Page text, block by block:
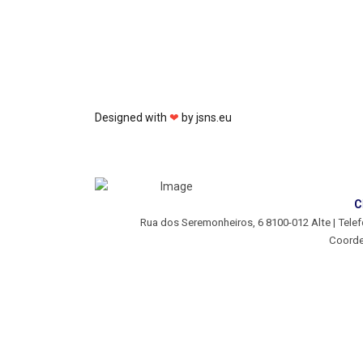
Designed with ❤ byjsns.eu
Rua dos Seremonheiros, 6 8100-012 Alte |